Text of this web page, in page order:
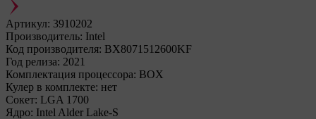
Артикул: 3910202
Производитель: Intel
Код производителя: BX8071512600KF
Год релиза: 2021
Комплектация процессора: BOX
Кулер в комплекте: нет
Сокет: LGA 1700
Ядро: Intel Alder Lake-S